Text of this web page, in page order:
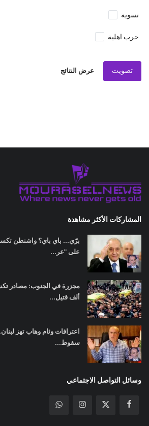
تسوية
حرب اهلية
تصويت عرض النتائج
المشاركات الأكثر مشاهدة
برّي... باي باي؟ واشنطن
على "عر...
ألف قتيل...
اعترافات وئام وهاب تهز
سقوط...
وسائل التواصل الاجتماعي